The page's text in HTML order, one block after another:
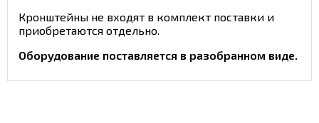
Кронштейны не входят в комплект поставки и
приобретаются отдельно.
Оборудование поставляется в разобранном виде.